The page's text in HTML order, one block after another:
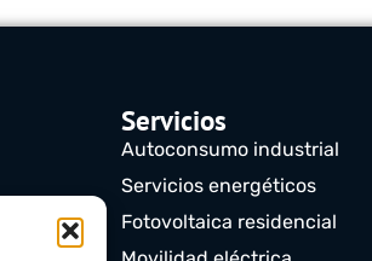
Servicios
Autoconsumo industrial
Servicios energéticos
Fotovoltaica residencial